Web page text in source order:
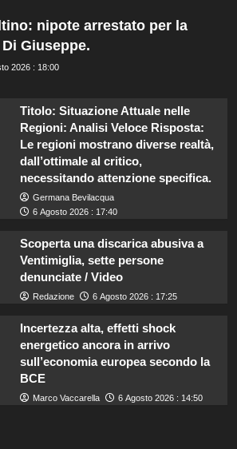
nipote arrestato per la
Giuseppe.
2026 : 18:00
Titolo: Situazione Attuale nelle
Regioni: Analisi Veloce Risposta:
Le regioni mostrano diverse realtà,
dall’ottimale al critico,
necessitando attenzione specifica.
Germana Bevilacqua
6 Agosto 2026 : 17:40
Scoperta una discarica abusiva a
Ventimiglia, sette persone
denunciate / Video
Redazione 6 Agosto 2026 : 17:25
Incertezza alta, effetti shock
energetico ancora in arrivo
sull’economia europea secondo la
BCE
Marco Vaccarella 6 Agosto 2026 : 14:50